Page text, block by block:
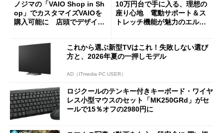
ノジマの「VAIO Shop in Sh
op」でカスタマイズVAIOを
購入可能に 店頭でデザイン
10万円台で手に入る、理想の
座り心地 電動サポート＆ス
トレッチ機能が魅力のエルゴ
これから選ぶ新型TVはこれ！失敗しない選び
方と、2026年夏の一押しモデル
AD（ITmedia PC USER）
ロジクールのテンキー付きキーボード・ワイヤ
レス小型マウスのセット「MK250GRd」がセ
ールで15％オフの2980円に